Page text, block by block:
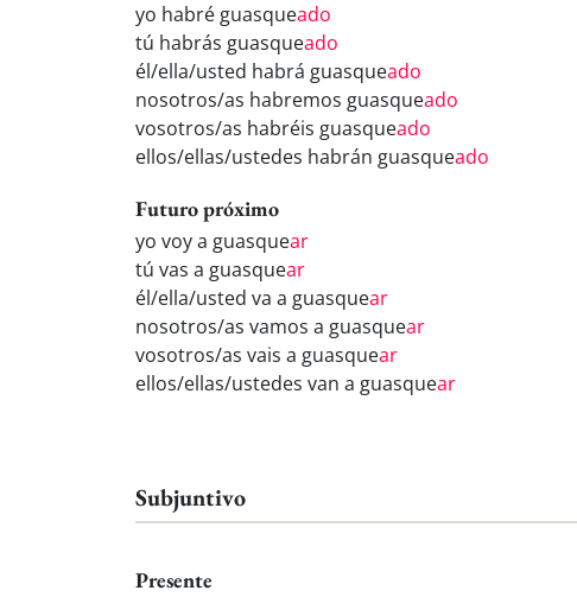
yo habré guasqueado
tú habrás guasqueado
él/ella/usted habrá guasqueado
nosotros/as habremos guasqueado
vosotros/as habréis guasqueado
ellos/ellas/ustedes habrán guasqueado
Futuro próximo
yo voy a guasquear
tú vas a guasquear
él/ella/usted va a guasquear
nosotros/as vamos a guasquear
vosotros/as vais a guasquear
ellos/ellas/ustedes van a guasquear
Subjuntivo
Presente